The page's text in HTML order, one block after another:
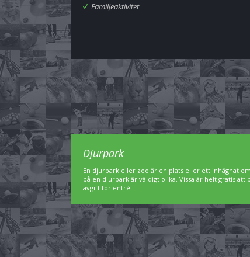
Familjeaktivitet
Djurpark
En djurpark eller zoo är en plats eller ett inhägnat
på en djurpark är väldigt olika. Vissa är helt gratis
avgift för entré.